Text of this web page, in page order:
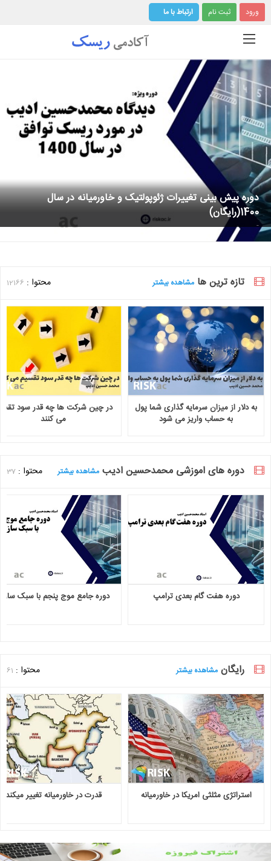
ورود ثبت نام ارتباط با ما
دوره پیش بینی تغییرات ژئوپولتیک و خاورمیانه در سال
1400(رایگان)
-
تازه ترین ها مشاهده بیشتر محتوا : 12166
به دلار از میزان سرمایه گذاری شما پول
به حساب واریز می شود
در چین شرکت ها چه قدر سود
می کنند
دوره های اموزشی محمدحسین ادیب مشاهده بیشتر محتوا : 37
دوره هفت گام بعدی ترامپ دوره جامع موج پنجم با سبک
رایگان مشاهده بیشتر محتوا : 61
استراتژی مثلثی امریکا در خاورمیانه قدرت در خاورمیانه تغییر میکند